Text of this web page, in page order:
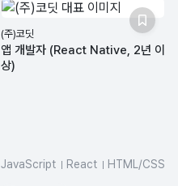
(주)코딧
앱 개발자 (React Native, 2년 이
상)
JavaScript React
HTML/CSS